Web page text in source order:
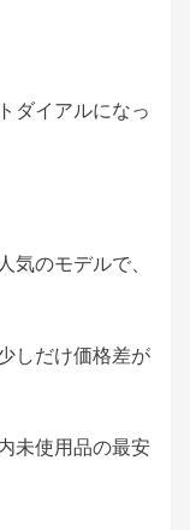
ダイアルになっ
気のモデルで、
しだけ価格差が
未使用品の最安